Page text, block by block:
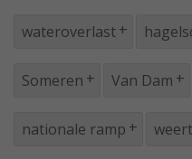
wateroverlast
Someren Van Dam
nationale ramp weert